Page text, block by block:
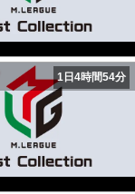
1日4時間54分